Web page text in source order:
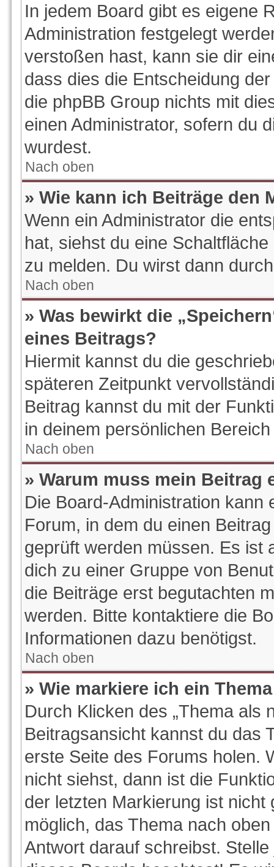
In jedem Board gibt es eigene
Administration festgelegt
verstoßen hast, kann sie dir
dass dies die Entscheidung
die phpBB Group nichts mit
einen Administrator, sofern du
wurdest.
Nach oben
» Wie kann ich Beiträge den
Wenn ein Administrator die
hat, siehst du eine
zu melden. Du wirst dann
Nach oben
» Was bewirkt die
eines Beitrags?
Hiermit kannst du die
späteren Zeitpunkt
Beitrag kannst du mit der
in deinem persönlichen
Nach oben
» Warum muss mein Beitrag
Die Board-Administration kann
Forum, in dem du einen
geprüft werden müssen. Es ist
dich zu einer Gruppe von
die Beiträge erst begutachten
werden. Bitte kontaktiere die
Informationen dazu benötigst.
Nach oben
» Wie markiere ich ein
Durch Klicken des „Thema als
Beitragsansicht kannst du das
erste Seite des Forums holen.
nicht siehst, dann ist die
der letzten Markierung ist
möglich, das Thema nach
Antwort darauf schreibst.